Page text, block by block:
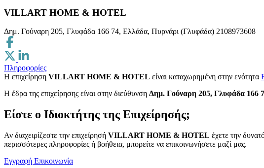
VILLART HOME & HOTEL
Δημ. Γούναρη 205, Γλυφάδα 166 74, Ελλάδα, Πυρνάρι (Γλυφάδα) 2108973608
Πληροφορίες
Η επιχείρηση VILLART HOME & HOTEL είναι καταχωρημένη στην ενότητα
H έδρα της επιχείρησης είναι στην διεύθυνση Δημ. Γούναρη 205, Γλυφάδα 166
Είστε ο Ιδιοκτήτης της Επιχείρησής;
Αν διαχειρίζεστε την επιχείρησή VILLART HOME & HOTEL έχετε την
περισσότερες πληροφορίες ή βοήθεια, μπορείτε να επικοινωνήσετε μαζί μας.
Εγγραφή Επικοινωνία